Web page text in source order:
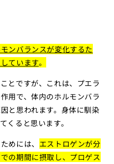
ンバランスが変化するた
ています。
とですが、これは、プエラ
用で、体内のホルモンバラ
と思われます。身体に馴染
くると思います。
めには、 エストロゲンが分
の期間に摂取し、プロゲス